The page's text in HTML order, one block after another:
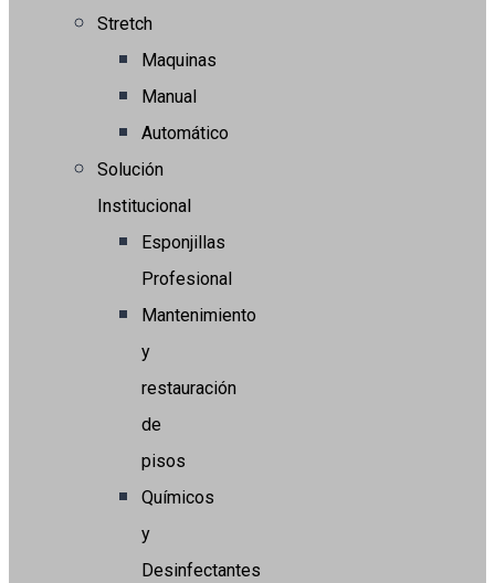
Stretch
Maquinas
Manual
Automático
Solución
Institucional
Esponjillas
Profesional
Mantenimiento
y
restauración
de
pisos
Químicos
y
Desinfectantes